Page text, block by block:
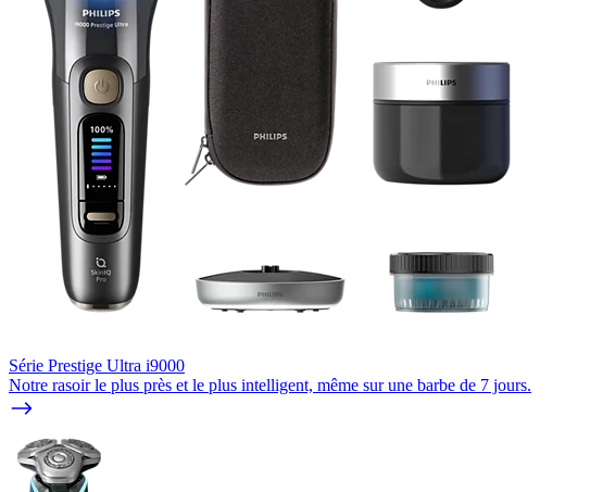
Série Prestige Ultra i9000
Notre rasoir le plus près et le plus intelligent, même sur une barbe de 7 jours.